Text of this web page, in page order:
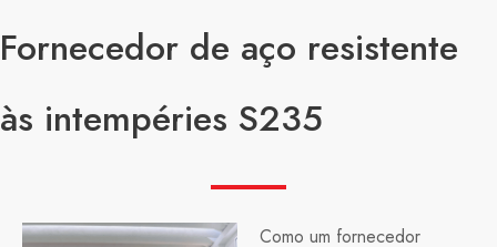
Fornecedor de aço resistente
às intempéries S235
Como um fornecedor